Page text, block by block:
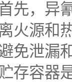
先，异
火源和
免泄漏
存容器